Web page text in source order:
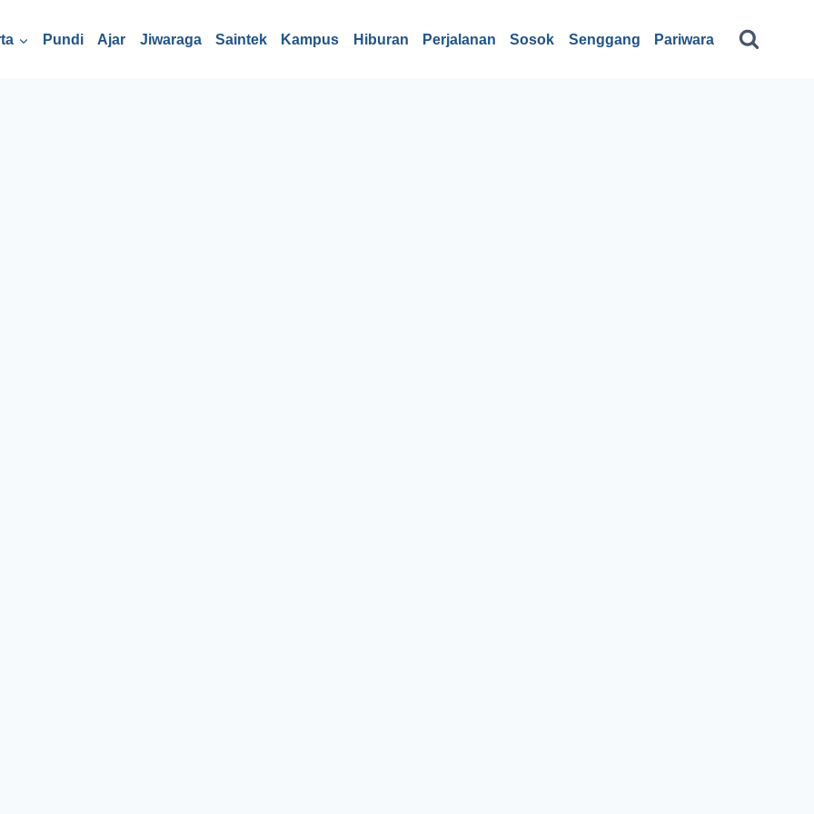
Pundi Ajar Jiwaraga Saintek Kampus Hiburan Perjalanan Sosok Senggang Pariwara